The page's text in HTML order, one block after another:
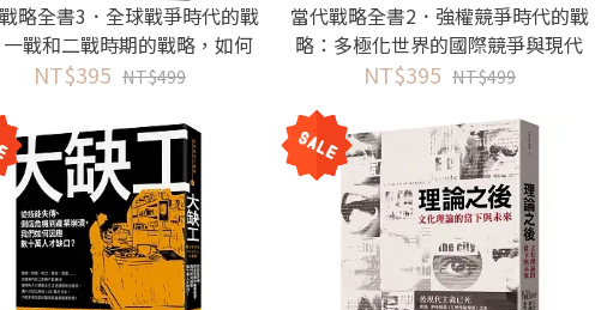
略全書3．全球戰爭時代的戰
戰和二戰時期的戰略，如何
形塑之後的國際政治
NT$395 NT$499
當代戰略全書2．強權競爭時代的戰
略：多極化世界的國際競爭與現代
戰略概念的建構
NT$395 NT$499